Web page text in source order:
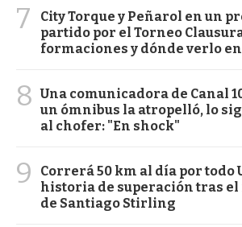
7
City Torque y Peñarol en un
partido por el Torneo
formaciones y dónde verlo
8 Una comunicadora de Canal
un ómnibus la atropelló, lo
al chofer: "En shock"
9
Correrá 50 km al día por todo
historia de superación tras el
de Santiago Stirling